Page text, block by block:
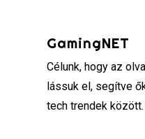
GamingNET
Célunk, hogy az
lássuk el, segítve
tech trendek között.